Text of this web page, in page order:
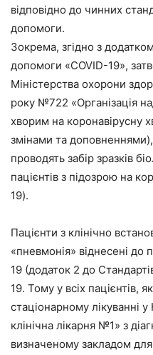
відповідно до чинних
допомоги.
Зокрема, згідно з
допомоги «COVID-19»,
Міністерства охорони
року №722 «Організація
хворим на коронавірусну
змінами та
проводять забір зразків
пацієнтів з підозрою на
19).
Пацієнти з клінічно
«пневмонія» віднесені до
19 (додаток 2 до
19. Тому у всіх пацієнтів,
стаціонарному лікуванні
клінічна лікарня №1» з
визначеному закладом